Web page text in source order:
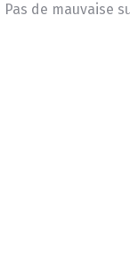
Pas de mauvaise